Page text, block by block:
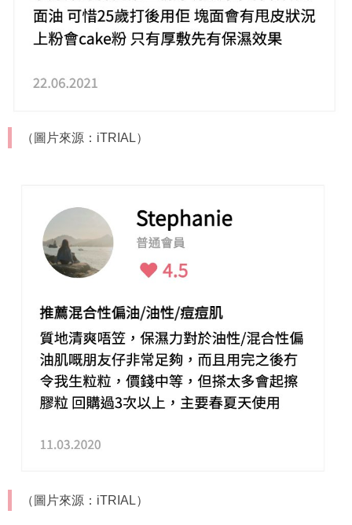
（圖片來源：iTRIAL）
（圖片來源：iTRIAL）